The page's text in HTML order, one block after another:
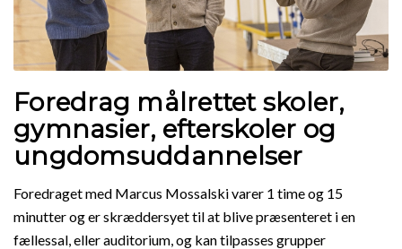
Foredrag målrettet skoler,
gymnasier, efterskoler og
ungdomsuddannelser
Foredraget med Marcus Mossalski varer 1 time og 15
minutter og er skræddersyet til at blive præsenteret i en
fællessal, eller auditorium, og kan tilpasses grupper